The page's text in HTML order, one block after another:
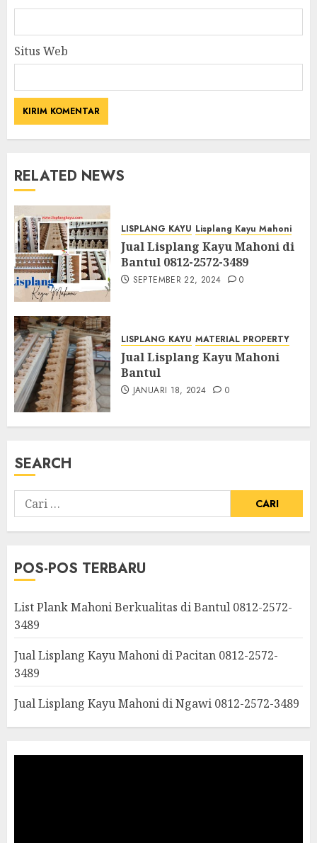
Situs Web
RELATED NEWS
LISPLANG KAYU Lisplang Kayu Mahoni
Jual Lisplang Kayu Mahoni di
Bantul 0812-2572-3489
SEPTEMBER 22, 2024 0
LISPLANG KAYU MATERIAL PROPERTY
Jual Lisplang Kayu Mahoni
Bantul
JANUARI 18, 2024 0
SEARCH
POS-POS TERBARU
List Plank Mahoni Berkualitas di Bantul 0812-2572-
3489
Jual Lisplang Kayu Mahoni di Pacitan 0812-2572-
3489
Jual Lisplang Kayu Mahoni di Ngawi 0812-2572-3489